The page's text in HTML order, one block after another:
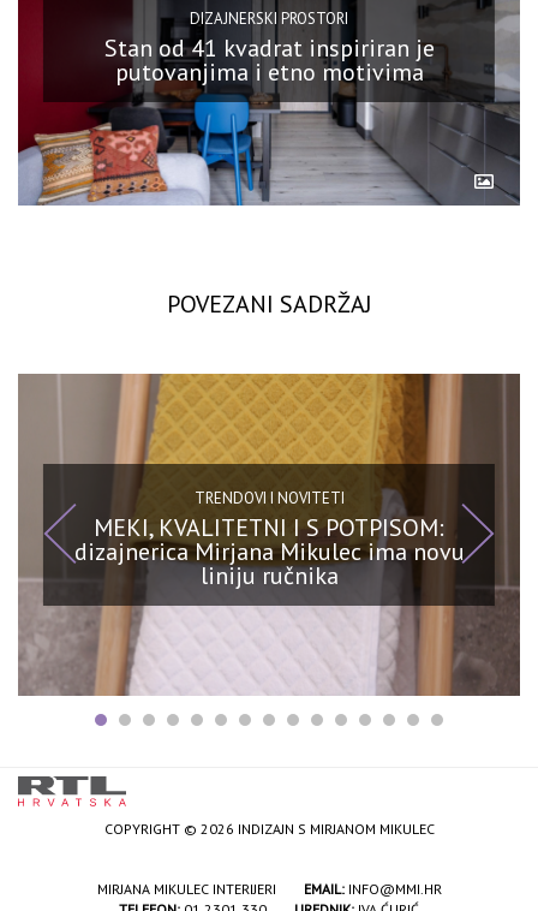
DIZAJNERSKI PROSTORI
Stan od 41 kvadrat inspiriran je
putovanjima i etno motivima
POVEZANI SADRŽAJ
TRENDOVI I NOVITETI
MEKI, KVALITETNI I S POTPISOM:
dizajnerica Mirjana Mikulec ima novu
liniju ručnika
COPYRIGHT © 2026 INDIZAJN S MIRJANOM MIKULEC
MIRJANA MIKULEC INTERIJERI EMAIL: INFO@MMI.HR